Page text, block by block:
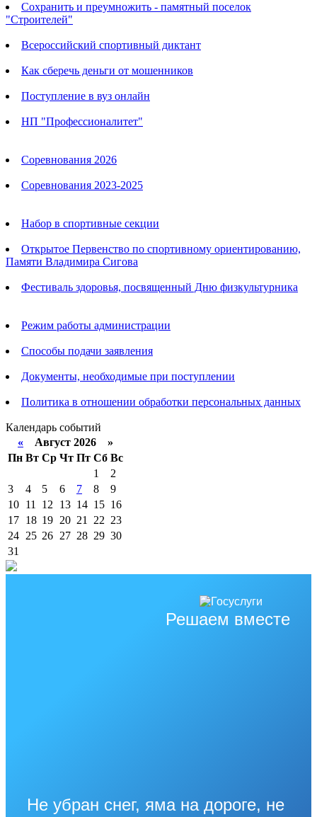
Сохранить и преумножить - памятный поселок
"Строителей"
Всероссийский спортивный диктант
Как сберечь деньги от мошенников
Поступление в вуз онлайн
НП "Профессионалитет"
Соревнования 2026
Соревнования 2023-2025
Набор в спортивные секции
Открытое Первенство по спортивному ориентированию,
Памяти Владимира Сигова
Фестиваль здоровья, посвященный Дню физкультурника
Режим работы администрации
Способы подачи заявления
Документы, необходимые при поступлении
Политика в отношении обработки персональных данных
Календарь событий
« Август 2026 »
Пн Вт Ср Чт Пт Сб Вс
1
2
3
4 5 6 7 8
9
10 11 12 13 14 15 16
17 18 19 20 21 22 23
24 25 26 27 28 29 30
31
Решаем вместе
Не убран снег, яма на дороге, не